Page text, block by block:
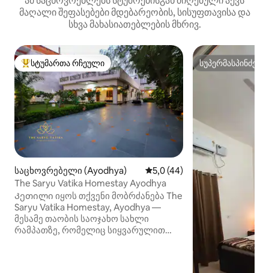
მაღალი შეფასებები მდებარეობის, სისუფთავისა და
სხვა მახასიათებლების მხრივ.
სტუმართა რჩეული მოწინავე ვარიანტი
სტუმართა რჩეული
საცხოვრებელი (Ayodhya) საშუალო შეფასებაა 5‑დან
5,0 (44)
The Saryu Vatika Homestay Ayodhya
Კეთილი იყოს თქვენი მობრძანება The
Saryu Vatika Homestay, Ayodhya —
მესამე თაობის საოჯახო სახლი
რამპათზე, რომელიც სიყვარულით